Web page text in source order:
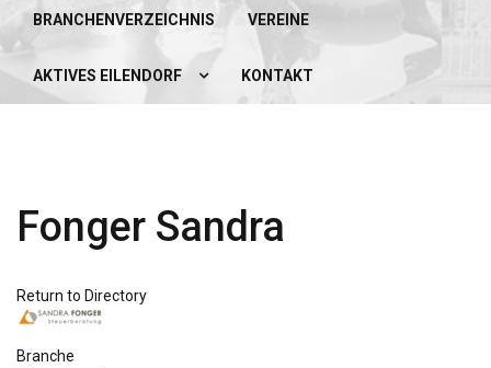
BRANCHENVERZEICHNIS VEREINE
AKTIVES EILENDORF KONTAKT
Fonger Sandra
Return to Directory
Branche